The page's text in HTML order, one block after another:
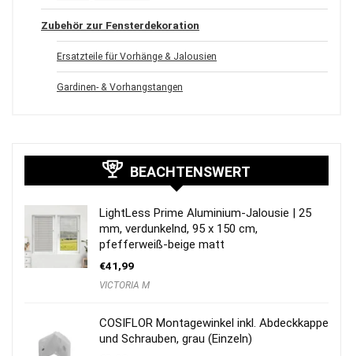
Zubehör zur Fensterdekoration
Ersatzteile für Vorhänge & Jalousien
Gardinen- & Vorhangstangen
BEACHTENSWERT
LightLess Prime Aluminium-Jalousie | 25
mm, verdunkelnd, 95 x 150 cm,
pfefferweiß-beige matt
€41,99
VICTORIA M
COSIFLOR Montagewinkel inkl. Abdeckkappe
und Schrauben, grau (Einzeln)